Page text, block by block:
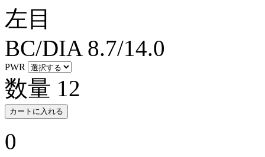
左目
BC/DIA 8.7/14.0
PWR
数量 12
カートに入れる
0